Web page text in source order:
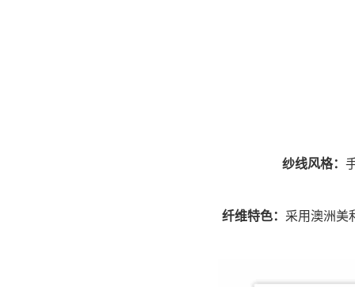
纱线风格：
纤维特色： 采用澳洲美